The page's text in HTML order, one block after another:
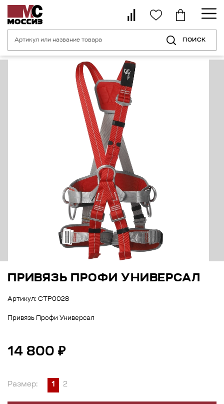
ПОИСК
Главная страница Средства индивидуальной защиты от
ПРИВЯЗЬ ПРОФИ УНИВЕРСАЛ
Артикул: СТР0028
Привязь Профи Универсал
14 800 ₽
Размер: 1 2